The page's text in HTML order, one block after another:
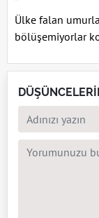
Ülke falan
bölüşemiyorlar